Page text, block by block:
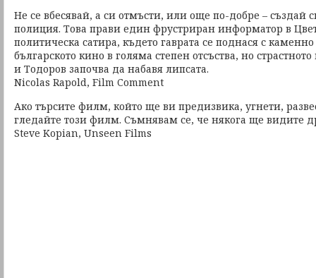
Не се вбесявай, а си отмъсти, или още по-добре – създай
полиция. Това прави един фрустриран информатор в
политическа сатира, където гаврата се поднася с
българското кино в голяма степен отсъства, но
и Тодоров започва да набавя липсата.
Nicolas Rapold, Film Comment
Ако търсите филм, който ще ви предизвика, угнети,
гледайте този филм. Съмнявам се, че някога ще видите
Steve Kopian, Unseen Films